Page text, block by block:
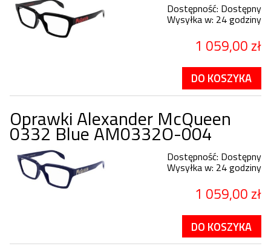
Dostępność: Dostępny
Wysyłka w: 24 godziny
1 059,00 zł
DO KOSZYKA
Oprawki Alexander McQueen
0332 Blue AM0332O-004
Dostępność: Dostępny
Wysyłka w: 24 godziny
1 059,00 zł
DO KOSZYKA